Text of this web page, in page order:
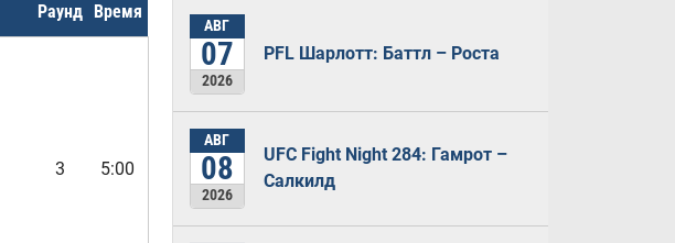
Раунд Время
3 5:00
АВГ
07
2026
PFL Шарлотт: Баттл – Роста
АВГ
08
2026
UFC Fight Night 284: Гамрот –
Салкилд